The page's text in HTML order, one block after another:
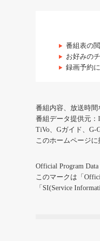
番組表の
お好みの
録画予約
番組内容、放送時間
番組データ提供元：
TiVo、Gガイド、G-
このホームページ
Official Program
このマークは「
「SI(Service